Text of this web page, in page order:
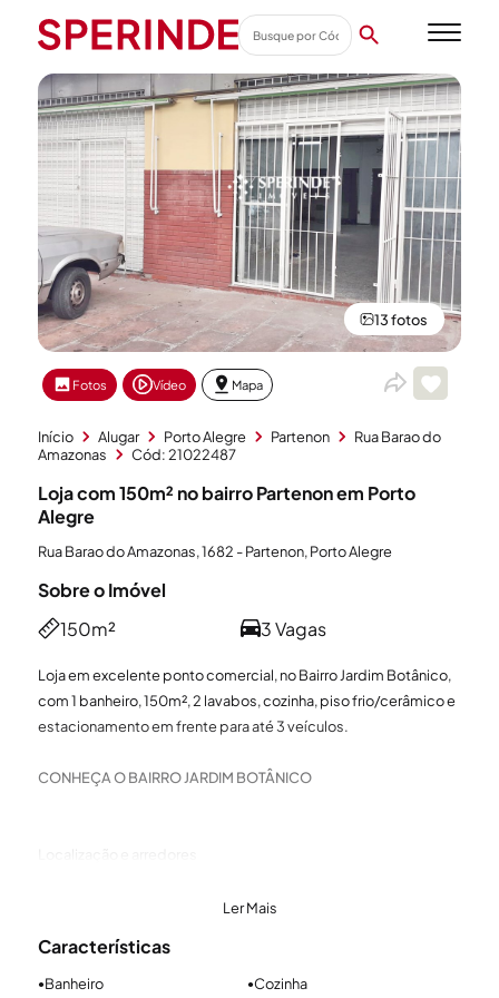
13 fotos
Fotos Vídeo Mapa
Início Alugar Porto Alegre Partenon
Rua Barao do
Amazonas
Cód: 21022487
Loja com 150m² no bairro Partenon em Porto
Alegre
Rua Barao do Amazonas, 1682 - Partenon, Porto Alegre
Sobre o Imóvel
150m²
3 Vagas
Loja em excelente ponto comercial, no Bairro Jardim Botânico,
com 1 banheiro, 150m², 2 lavabos, cozinha, piso frio/cerâmico e
estacionamento em frente para até 3 veículos.
CONHEÇA O BAIRRO JARDIM BOTÂNICO
Ipiranga, Rua Guilherme
Alves e Rua Dr. Salvador França.
Ler Mais
Características
●Banheiro ●Cozinha